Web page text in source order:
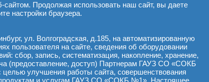
Продолжая использовать наш сайт, вы даете
настройки браузера.
ул. Волгоградская, д.185, на автоматизированную
пользователя на сайте, сведения об оборудовании
сбор, запись, систематизация, накопление, хранение,
(предоставление, доступ) Партнерам ГАУЗ СО «СОКБ
улучшения работы сайта, совершенствования
и услугам ГАУЗ СО «СОКБ №1». Настоящее